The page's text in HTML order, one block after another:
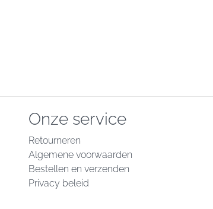
Onze service
Retourneren
Algemene voorwaarden
Bestellen en verzenden
Privacy beleid